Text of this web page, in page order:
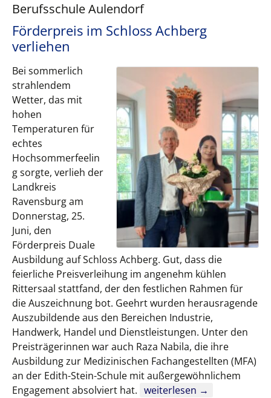
Berufsschule Aulendorf
Förderpreis im Schloss Achberg
verliehen
Bei sommerlich
strahlendem
Wetter, das mit
hohen
Temperaturen für
echtes
Hochsommerfeelin
g sorgte, verlieh der
Landkreis
Ravensburg am
Donnerstag, 25.
Juni, den
Förderpreis Duale
Ausbildung auf Schloss Achberg. Gut, dass die
feierliche Preisverleihung im angenehm kühlen
Rittersaal stattfand, der den festlichen Rahmen für
die Auszeichnung bot. Geehrt wurden herausragende
Auszubildende aus den Bereichen Industrie,
Handwerk, Handel und Dienstleistungen. Unter den
Preisträgerinnen war auch Raza Nabila, die ihre
Ausbildung zur Medizinischen Fachangestellten (MFA)
an der Edith-Stein-Schule mit außergewöhnlichem
Engagement absolviert hat. Förderpreis im Schloss
weiterlesen →